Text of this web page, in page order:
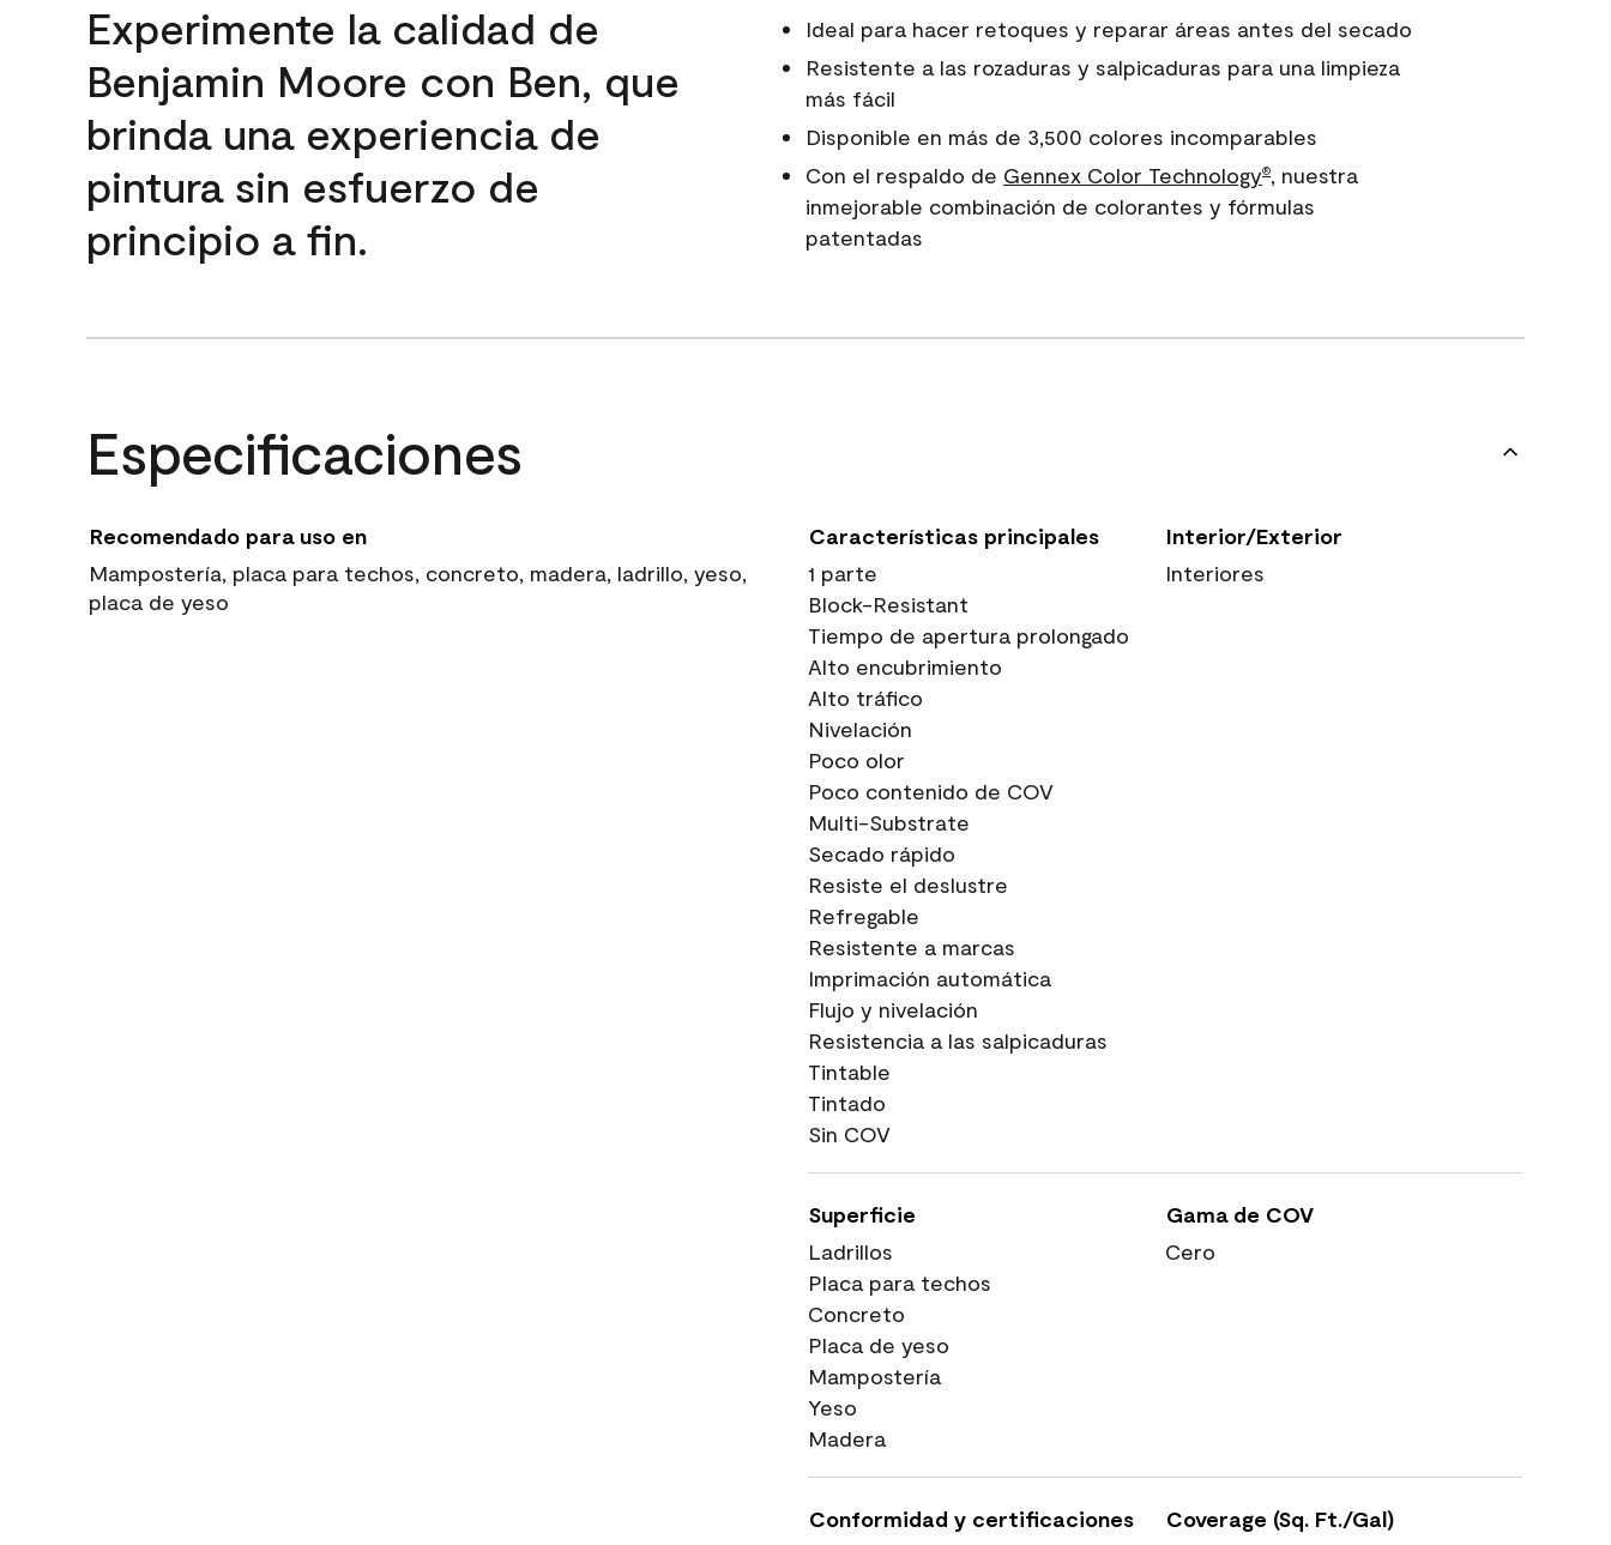
Experimente la calidad de
Benjamin Moore con Ben, que
brinda una experiencia de
pintura sin esfuerzo de
principio a fin.
Ideal para hacer retoques y reparar áreas antes del secado
Resistente a las rozaduras y salpicaduras para una limpieza
más fácil
Disponible en más de 3,500 colores incomparables
Con el respaldo de Gennex Color Technology®, nuestra
inmejorable combinación de colorantes y fórmulas
patentadas
Especificaciones
Recomendado para uso en
Mampostería, placa para techos, concreto, madera, ladrillo, yeso,
placa de yeso
Características principales
1 parte
Block-Resistant
Tiempo de apertura prolongado
Alto encubrimiento
Alto tráfico
Nivelación
Poco olor
Poco contenido de COV
Multi-Substrate
Secado rápido
Resiste el deslustre
Refregable
Resistente a marcas
Imprimación automática
Flujo y nivelación
Resistencia a las salpicaduras
Tintable
Tintado
Sin COV
Interior/Exterior
Interiores
Superficie
Ladrillos
Placa para techos
Concreto
Placa de yeso
Mampostería
Yeso
Madera
Gama de COV
Cero
Conformidad y certificaciones
Coverage (Sq. Ft./Gal)